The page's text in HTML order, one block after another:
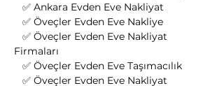
   ✅ Ankara Evden Eve Nakliyat
   ✅ Öveçler Evden Eve Nakliye
Firmaları
   ✅ Öveçler Evden Eve Taşımacılık